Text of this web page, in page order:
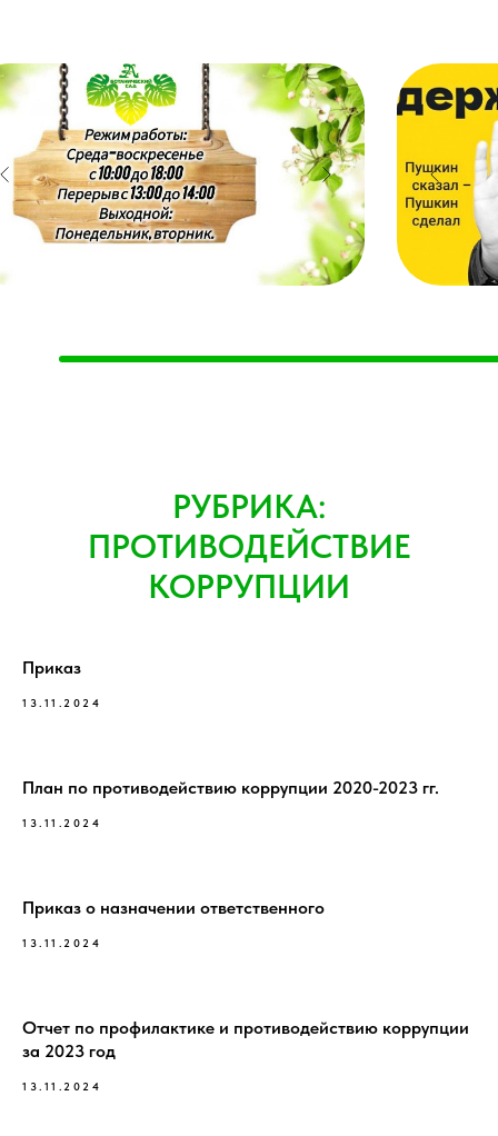
РУБРИКА:
ПРОТИВОДЕЙСТВИЕ
КОРРУПЦИИ
Приказ
13.11.2024
План по противодействию коррупции 2020-2023 гг.
13.11.2024
Приказ о назначении ответственного
13.11.2024
Отчет по профилактике и противодействию коррупции
за 2023 год
13.11.2024